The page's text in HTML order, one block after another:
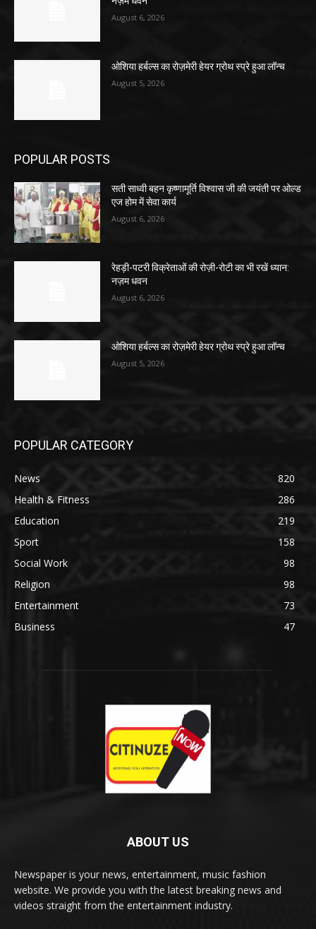
August 6, 2026
ओशिया हर्बल्स का रोज़मेरी हेयर ग्रोथ स्प्रे हुआ लॉन्च
August 5, 2026
POPULAR POSTS
सती साध्वी बहन कृष्णामूर्ति विश्वास जी की जयंती पर ओल्ड
एज होम में सेवा कार्य
August 6, 2026
रेहड़ी-पटरी विक्रेताओं की रोज़ी-रोटी का भी रखें ध्यान:
नज़म धवन
August 6, 2026
ओशिया हर्बल्स का रोज़मेरी हेयर ग्रोथ स्प्रे हुआ लॉन्च
August 5, 2026
POPULAR CATEGORY
News
820
Health & Fitness
286
Education
219
Sport
158
Social Work
98
Religion
98
Entertainment
73
Business
47
ABOUT US
Newspaper is your news, entertainment, music fashion
website. We provide you with the latest breaking news and
videos straight from the entertainment industry.